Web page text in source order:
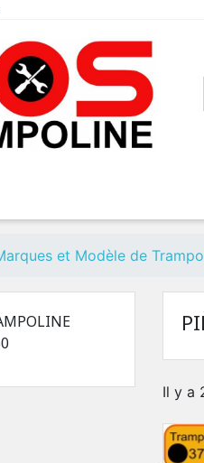
et Modèle de
Il y a